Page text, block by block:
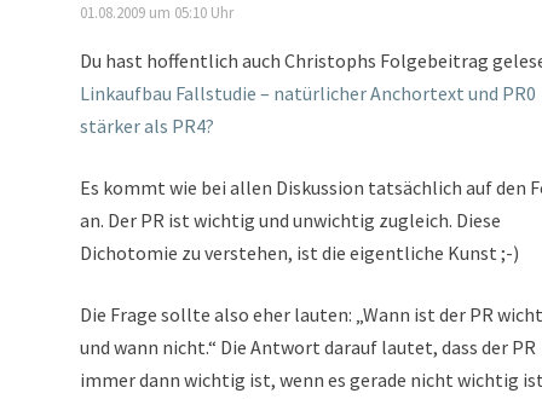
01.08.2009 um 05:10 Uhr
Du hast hoffentlich auch Christophs Folgebeitrag
Linkaufbau Fallstudie – natürlicher Anchortext und PR0
stärker als PR4?
Es kommt wie bei allen Diskussion tatsächlich auf den
an. Der PR ist wichtig und unwichtig zugleich. Diese
Dichotomie zu verstehen, ist die eigentliche Kunst ;-)
Die Frage sollte also eher lauten: „Wann ist der PR
und wann nicht.“ Die Antwort darauf lautet, dass der PR
immer dann wichtig ist, wenn es gerade nicht wichtig